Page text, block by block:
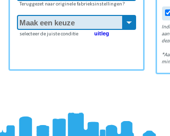
Teruggezet naar originele fabrieksinstellingen?
selecteer de juiste conditie uitleg